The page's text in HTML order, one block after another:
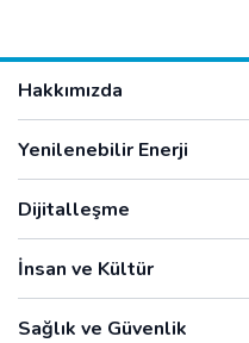
Hakkımızda
Yenilenebilir Enerji
Dijitalleşme
İnsan ve Kültür
Sağlık ve Güvenlik